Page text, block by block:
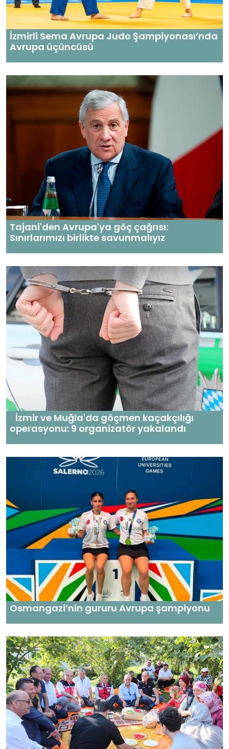
İzmirli Sema Avrupa Judo Şampiyonası’nda
Avrupa üçüncüsü
Tajani'den Avrupa'ya göç çağrısı:
Sınırlarımızı birlikte savunmalıyız
İzmir ve Muğla'da göçmen kaçakçılığı
operasyonu: 9 organizatör yakalandı
Osmangazi’nin gururu Avrupa şampiyonu